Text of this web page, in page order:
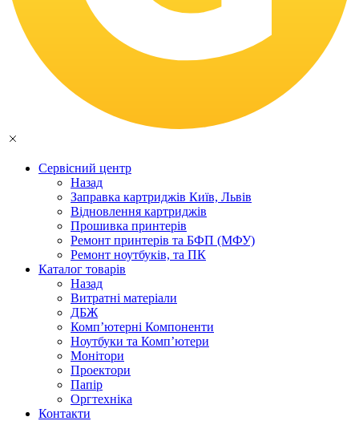
Сервісний центр
Назад
Заправка картриджів Київ, Львів
Відновлення картриджів
Прошивка принтерів
Ремонт принтерів та БФП (МФУ)
Ремонт ноутбуків, та ПК
Каталог товарів
Назад
Витратні матеріали
ДБЖ
Комп’ютерні Компоненти
Ноутбуки та Комп’ютери
Монітори
Проектори
Папір
Оргтехніка
Контакти